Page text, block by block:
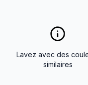
Lavez avec des
similaires